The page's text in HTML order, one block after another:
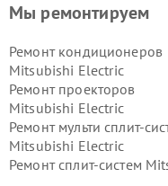
Мы ремонтируем
Ремонт кондиционеров
Mitsubishi Electric
Ремонт проекторов
Mitsubishi Electric
Ремонт мульти сплит-
Mitsubishi Electric
Ремонт сплит-систем